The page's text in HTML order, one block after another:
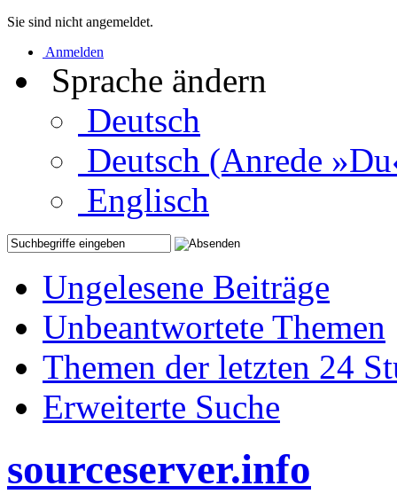
Sie sind nicht angemeldet.
Anmelden
Sprache ändern
Deutsch
Deutsch (Anrede
Englisch
Ungelesene Beiträge
Unbeantwortete Themen
Themen der letzten 24
Erweiterte Suche
sourceserver.info